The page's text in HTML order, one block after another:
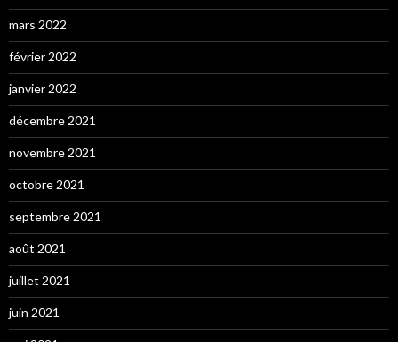
mars 2022
février 2022
janvier 2022
décembre 2021
novembre 2021
octobre 2021
septembre 2021
août 2021
juillet 2021
juin 2021